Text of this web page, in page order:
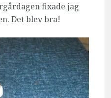
fixade jag
Det blev bra!